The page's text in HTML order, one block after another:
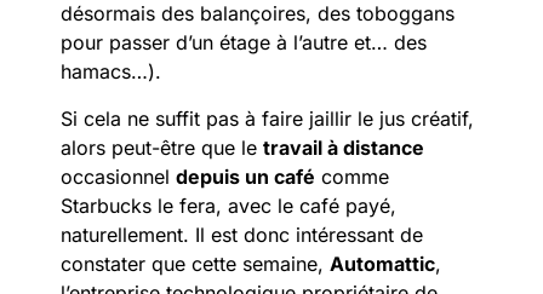
désormais des balançoires, des toboggans
pour passer d’un étage à l’autre et… des
hamacs…).
Si cela ne suffit pas à faire jaillir le jus créatif,
alors peut-être que le travail à distance
occasionnel depuis un café comme
Starbucks le fera, avec le café payé,
naturellement. Il est donc intéressant de
constater que cette semaine, Automattic,